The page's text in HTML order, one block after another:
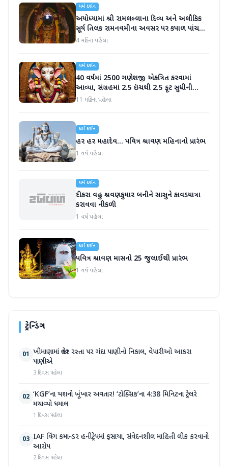
ધર્મ દર્શન
અયોધ્યામાં શ્રી રામલલ્લાના દિવ્ય અને અલૌકિક
સૂર્ય તિલક રામનવમીના અવસર પર કપાળ પાંચ
મિનિટ સુધી ચમકતું હતું.
4 મહિના પહેલા
ધર્મ દર્શન
40 વર્ષમાં 2500 ગણેશજી એકત્રિત કરવામાં
આવ્યા, સંગ્રહમાં 2.5 ઇંચથી 2.5 ફૂટ સુધીની
મૂર્તિઓનો સમાવેશ
11 મહિના પહેલા
ધર્મ દર્શન
હર હર મહાદેવ... પવિત્ર શ્રાવણ મહિનાનો પ્રારંભ
1 વર્ષ પહેલા
ધર્મ દર્શન
દીકરા વહુ શ્રવણકુમાર બનીને સાસુને કાવડયાત્રા
કરાવવા નીકળી
1 વર્ષ પહેલા
ધર્મ દર્શન
પવિત્ર શ્રાવણ માસનો 25 જુલાઈથી પ્રારંભ
1 વર્ષ પહેલા
ટ્રેન્ડિંગ
01 ખીમાણામાં જાહેર રસ્તા પર ગંદા પાણીનો નિકાલ, વેપારીઓ આકરા
પાણીએ
3 દિવસ પહેલા
02 ‘KGF’ના યશનો ખૂંખાર અવતાર! ‘ટોક્સિક’ના 4:38 મિનિટના ટ્રેલરે
મચાવ્યો ધમાલ
1 દિવસ પહેલા
03 IAF વિંગ કમાન્ડર હનીટ્રેપમાં ફસાયા, સંવેદનશીલ માહિતી લીક કરવાનો
આરોપ
2 દિવસ પહેલા